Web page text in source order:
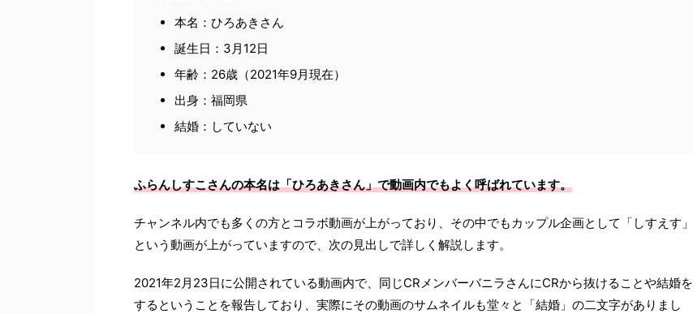
本名：ひろあきさん
誕生日：3月12日
年齢：26歳（2021年9月現在）
出身：福岡県
結婚：していない
ふらんしすこさんの本名は「ひろあきさん」で動画内でもよく呼ばれています。
チャンネル内でも多くの方とコラボ動画が上がっており、その中でもカップル企画として「しすえす」
という動画が上がっていますので、次の見出しで詳しく解説します。
2021年2月23日に公開されている動画内で、同じCRメンバーバニラさんにCRから抜けることや結婚を
するということを報告しており、実際にその動画のサムネイルも堂々と「結婚」の二文字がありまし